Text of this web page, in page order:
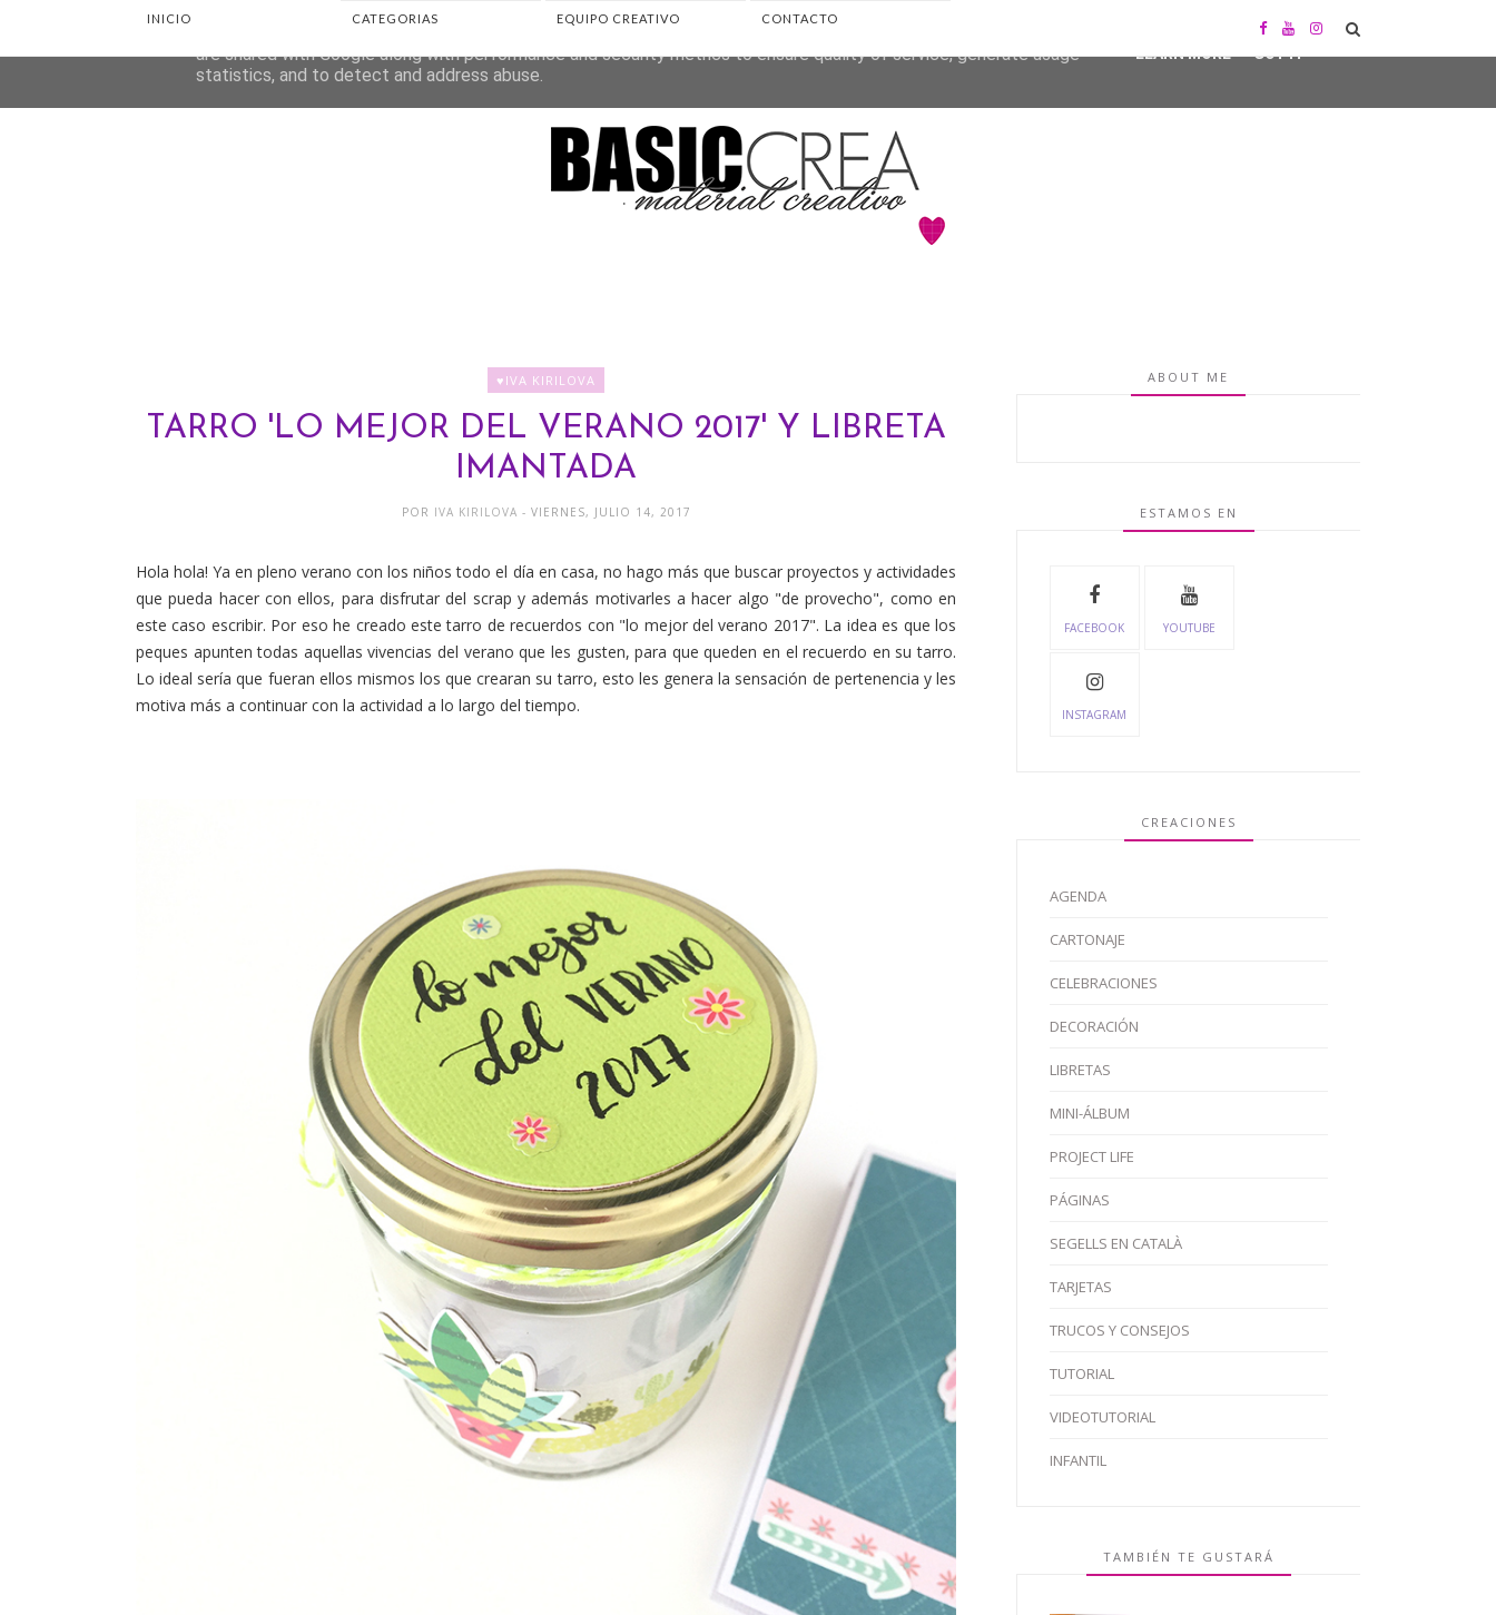
INICIO CATEGORIAS EQUIPO CREATIVO CONTACTO
♥IVA KIRILOVA
TARRO 'LO MEJOR DEL VERANO 2017' Y LIBRETA
IMANTADA
POR IVA KIRILOVA - VIERNES, JULIO 14, 2017
Hola hola! Ya en pleno verano con los niños todo el día en casa, no hago más que buscar proyectos y actividades
que pueda hacer con ellos, para disfrutar del scrap y además motivarles a hacer algo "de provecho", como en
este caso escribir. Por eso he creado este tarro de recuerdos con "lo mejor del verano 2017". La idea es que los
peques apunten todas aquellas vivencias del verano que les gusten, para que queden en el recuerdo en su tarro.
Lo ideal sería que fueran ellos mismos los que crearan su tarro, esto les genera la sensación de pertenencia y les
motiva más a continuar con la actividad a lo largo del tiempo.
ABOUT ME
ESTAMOS EN
FACEBOOK YOUTUBE
INSTAGRAM
CREACIONES
AGENDA
CARTONAJE
CELEBRACIONES
DECORACIÓN
LIBRETAS
MINI-ÁLBUM
PROJECT LIFE
PÁGINAS
SEGELLS EN CATALÀ
TARJETAS
TRUCOS Y CONSEJOS
TUTORIAL
VIDEOTUTORIAL
INFANTIL
TAMBIÉN TE GUSTARÁ
This site uses cookies from Google to deliver its services and to analyze traffic. Your IP address and user-agent
are shared with Google along with performance and security metrics to ensure quality of service, generate usage
statistics, and to detect and address abuse.
LEARN MORE GOT IT